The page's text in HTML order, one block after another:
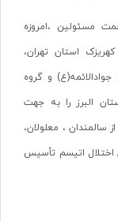
مسئولین ،امروزه
استان تهران،
جوادالائمه(ع) و گروه
البرز را به جهت
، آموزش و توانبخشی بیش از 3200 نفر از سالمندان ، معلولان،
اختلال اتیسم تأسیس